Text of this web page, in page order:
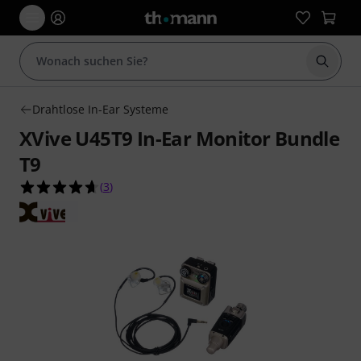
Suche
Drahtlose In-Ear Systeme
XVive U45T9 In-Ear Monitor Bundle
T9
4.7 von 5 Sternen aus 3 Kundenbewertungen
(3)